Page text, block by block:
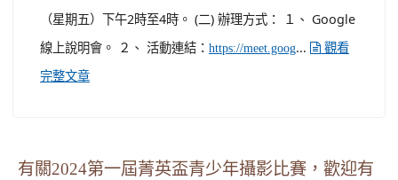
（星期五）下午2時至4時。 (二) 辦理方式： １、 Google
線上說明會。 ２、 活動連結： https://meet.goog... 觀看
完整文章
有關2024第一屆菁英盃青少年攝影比賽，歡迎有